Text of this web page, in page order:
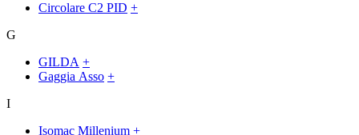
Circolare C2 PID +
G
GILDA +
Gaggia Asso +
I
Isomac Millenium +